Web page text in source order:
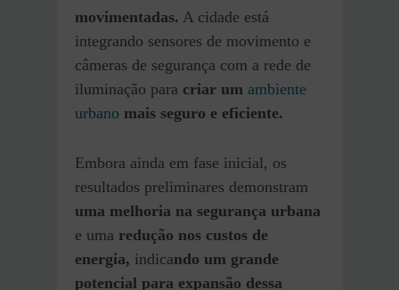
movimentadas. A cidade está
integrando sensores de movimento e
câmeras de segurança com a rede de
iluminação para criar um ambiente
urbano mais seguro e eficiente.
Embora ainda em fase inicial, os
resultados preliminares demonstram
uma melhoria na segurança urbana
e uma redução nos custos de
energia, indicando um grande
potencial para expansão dessa